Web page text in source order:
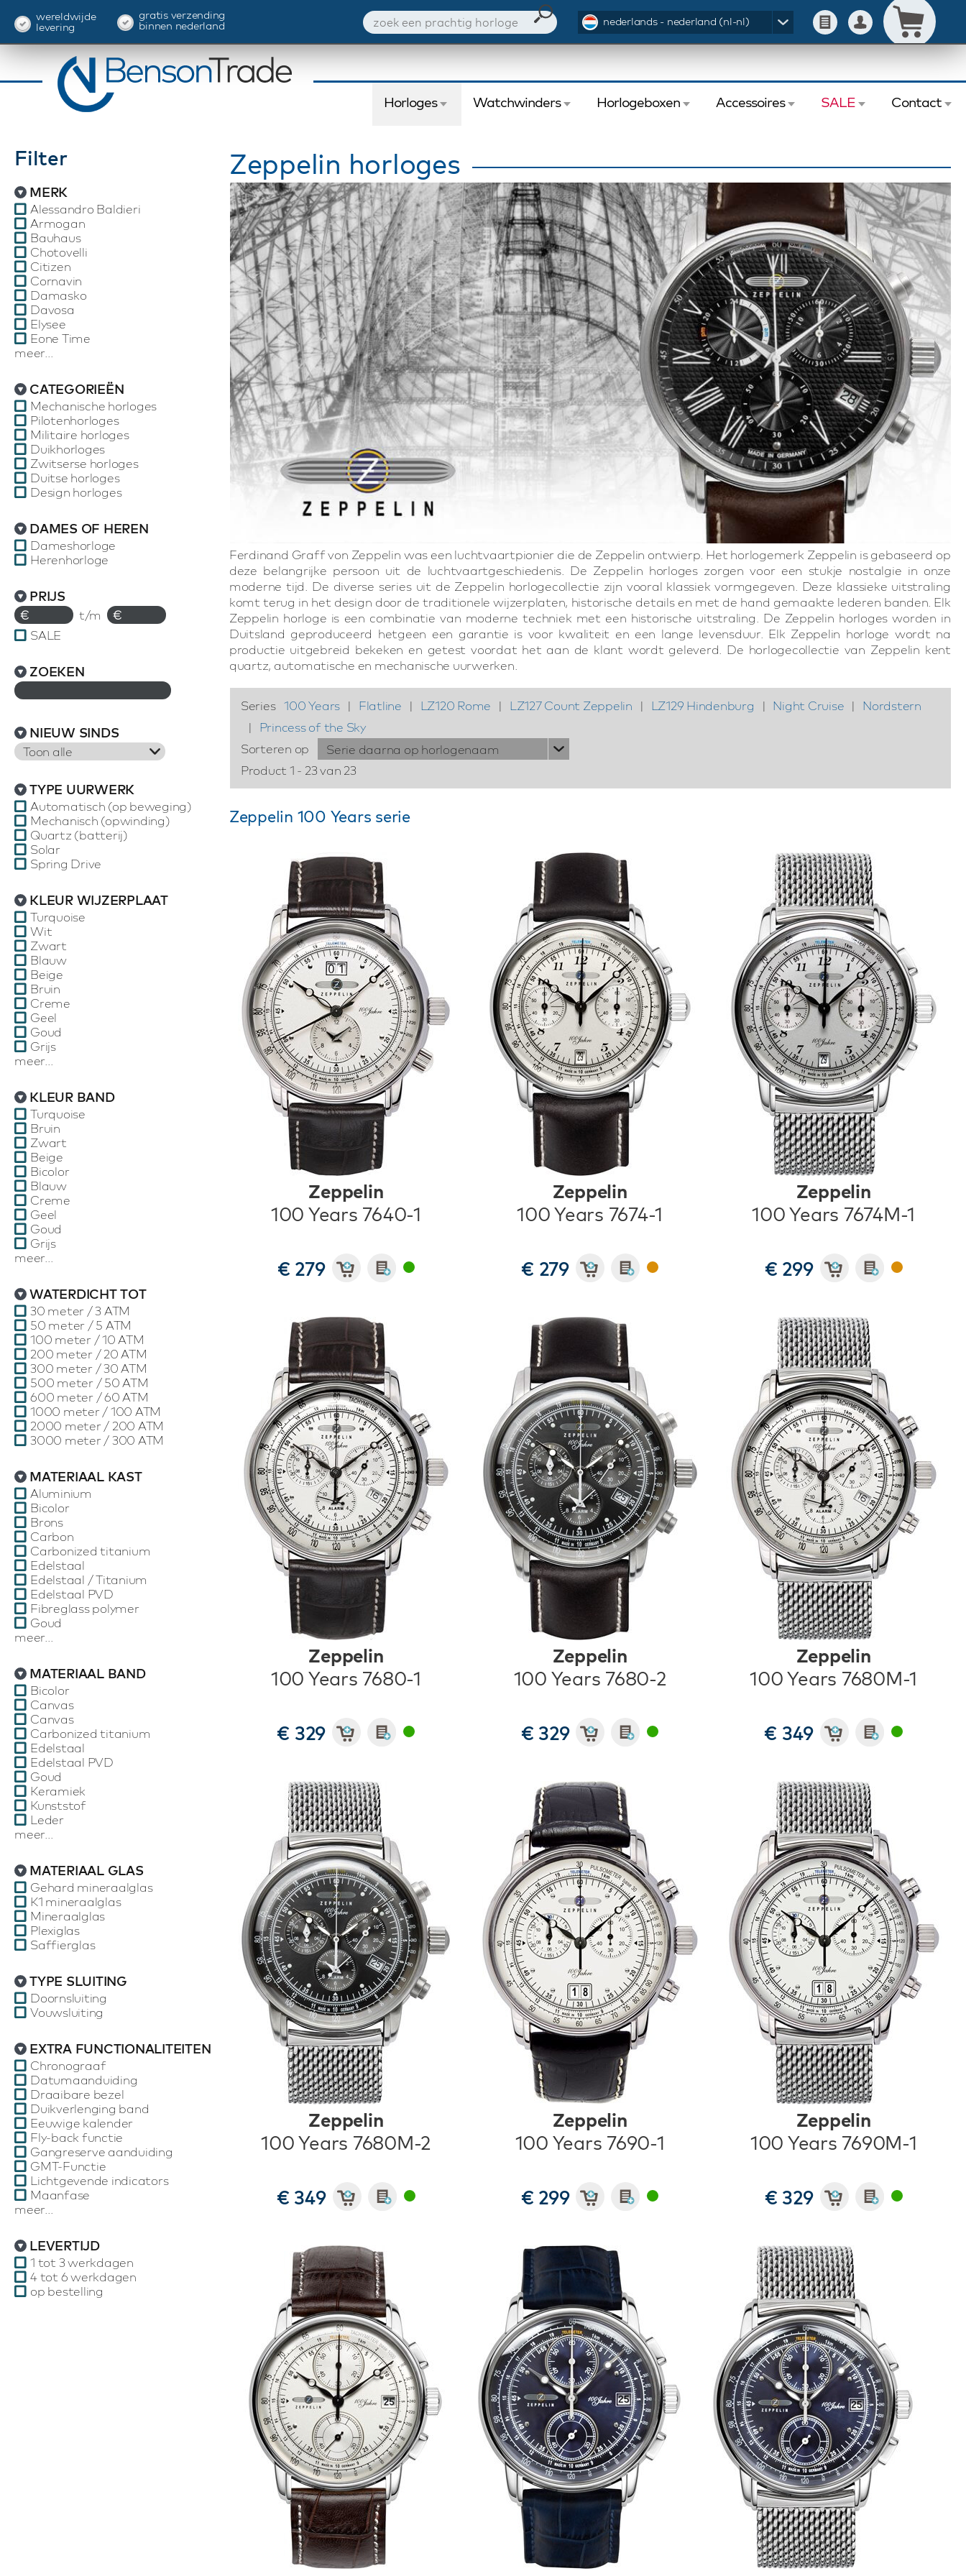
wereldwijde
levering
gratis verzending
binnen nederland nederlands - nederland (nl-nl)
Horloges Watchwinders Horlogeboxen Accessoires SALE Contact
Filter
MERK
Alessandro Baldieri
Armogan
Bauhaus
Chotovelli
Citizen
Cornavin
Damasko
Davosa
Elysee
Eone Time
meer...
CATEGORIEËN
Mechanische horloges
Pilotenhorloges
Militaire horloges
Duikhorloges
Zwitserse horloges
Duitse horloges
Design horloges
DAMES OF HEREN
Dameshorloge
Herenhorloge
PRIJS
€ t/m
€
SALE
ZOEKEN
NIEUW SINDS
Toon alle
TYPE UURWERK
Automatisch (op beweging)
Mechanisch (opwinding)
Quartz (batterij)
Solar
Spring Drive
KLEUR WIJZERPLAAT
Turquoise
Wit
Zwart
Blauw
Beige
Bruin
Creme
Geel
Goud
Grijs
meer...
KLEUR BAND
Turquoise
Bruin
Zwart
Beige
Bicolor
Blauw
Creme
Geel
Goud
Grijs
meer...
WATERDICHT TOT
30 meter / 3 ATM
50 meter / 5 ATM
100 meter / 10 ATM
200 meter / 20 ATM
300 meter / 30 ATM
500 meter / 50 ATM
600 meter / 60 ATM
1000 meter / 100 ATM
2000 meter / 200 ATM
3000 meter / 300 ATM
MATERIAAL KAST
Aluminium
Bicolor
Brons
Carbon
Carbonized titanium
Edelstaal
Edelstaal / Titanium
Edelstaal PVD
Fibreglass polymer
Goud
meer...
MATERIAAL BAND
Bicolor
Canvas
Canvas
Carbonized titanium
Edelstaal
Edelstaal PVD
Goud
Keramiek
Kunststof
Leder
meer...
MATERIAAL GLAS
Gehard mineraalglas
K1 mineraalglas
Mineraalglas
Plexiglas
Saffierglas
TYPE SLUITING
Doornsluiting
Vouwsluiting
EXTRA FUNCTIONALITEITEN
Chronograaf
Datumaanduiding
Draaibare bezel
Duikverlenging band
Eeuwige kalender
Fly-back functie
Gangreserve aanduiding
GMT-Functie
Lichtgevende indicators
Maanfase
meer...
LEVERTIJD
1 tot 3 werkdagen
4 tot 6 werkdagen
op bestelling
Zeppelin horloges
Ferdinand Graff von Zeppelin was een luchtvaartpionier die de Zeppelin ontwierp. Het horlogemerk Zeppelin is gebaseerd op
deze belangrijke persoon uit de luchtvaartgeschiedenis. De Zeppelin horloges zorgen voor een stukje nostalgie in onze
moderne tijd. De diverse series uit de Zeppelin horlogecollectie zijn vooral klassiek vormgegeven. Deze klassieke uitstraling
komt terug in het design door de traditionele wijzerplaten, historische details en met de hand gemaakte lederen banden. Elk
Zeppelin horloge is een combinatie van moderne techniek met een historische uitstraling. De Zeppelin horloges worden in
Duitsland geproduceerd hetgeen een garantie is voor kwaliteit en een lange levensduur. Elk Zeppelin horloge wordt na
productie uitgebreid bekeken en getest voordat het aan de klant wordt geleverd. De horlogecollectie van Zeppelin kent
quartz, automatische en mechanische uurwerken.
Series 100 Years | Flatline | LZ120 Rome | LZ127 Count Zeppelin | LZ129 Hindenburg | Night Cruise |
Nordstern
|
Princess of the Sky
Sorteren op
Serie daarna op horlogenaam
Product 1 - 23 van 23
Zeppelin 100 Years serie
Zeppelin
100 Years 7640-1
€ 279
Zeppelin
100 Years 7674-1
€ 279
Zeppelin
100 Years 7674M-1
€ 299
Zeppelin
100 Years 7680-1
€ 329
Zeppelin
100 Years 7680-2
€ 329
Zeppelin
100 Years 7680M-1
€ 349
Zeppelin
100 Years 7680M-2
€ 349
Zeppelin
100 Years 7690-1
€ 299
Zeppelin
100 Years 7690M-1
€ 329